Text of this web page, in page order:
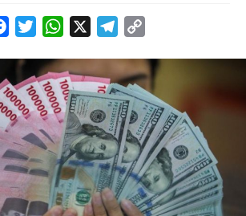
FacebookTwitterWhatsApp Telegram